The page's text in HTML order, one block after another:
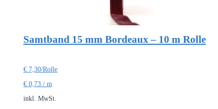
Samtband 15 mm Bordeaux – 10 m Rolle
€ 7,30/Rolle
€ 0,73 / m
inkl. MwSt.